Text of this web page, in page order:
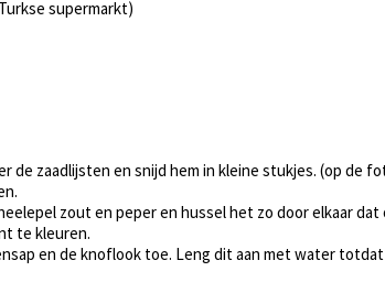
supermarkt)
de zaadlijsten en snijd hem in kleine stukjes. (op de
zout en peper en hussel het zo door elkaar dat
te kleuren.
en de knoflook toe. Leng dit aan met water